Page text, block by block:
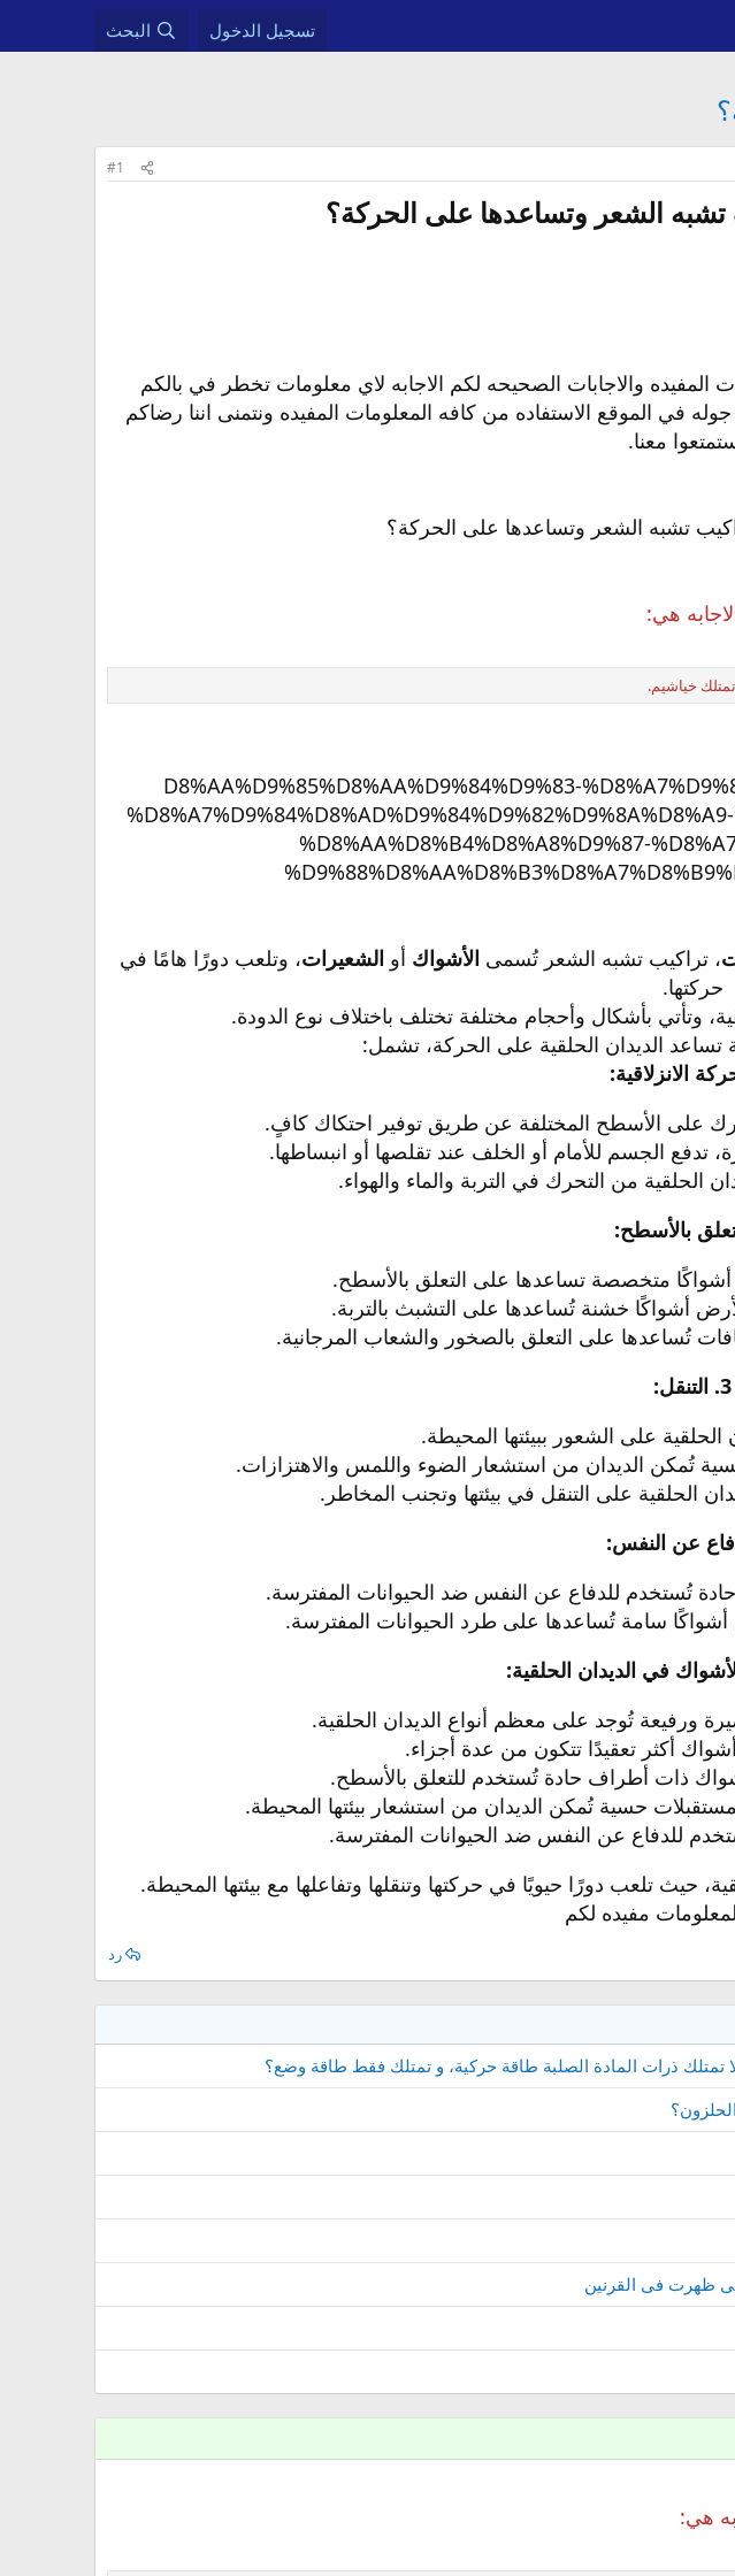
تسجيل الدخول البحث
#1
تشبه الشعر وتساعدها على الحركة؟​
المفيده والاجابات الصحيحه لكم الاجابه لاي معلومات تخطر في بالكم
في الموقع الاستفاده من كافه المعلومات المفيده ونتمنى اننا رضاكم
معنا.
تشبه الشعر وتساعدها على الحركة؟
هي:
تمتلك خياشيم.
، تراكيب تشبه الشعر تُسمى الأشواك أو الشعيرات، وتلعب دورًا هامًا في
حركتها.
وتأتي بأشكال وأحجام مختلفة تختلف باختلاف نوع الدودة.
الديدان الحلقية على الحركة، تشمل:
على الأسطح المختلفة عن طريق توفير احتكاك كافٍ.​
تدفع الجسم للأمام أو الخلف عند تقلصها أو انبساطها.​
الحلقية من التحرك في التربة والماء والهواء.​
أشواكًا متخصصة تساعدها على التعلق بالأسطح.​
أشواكًا خشنة تُساعدها على التشبث بالتربة.​
تُساعدها على التعلق بالصخور والشعاب المرجانية.​
3. التنقل:
على الشعور ببيئتها المحيطة.​
تُمكن الديدان من استشعار الضوء واللمس والاهتزازات.​
الحلقية على التنقل في بيئتها وتجنب المخاطر.​
حادة تُستخدم للدفاع عن النفس ضد الحيوانات المفترسة.​
أشواكًا سامة تُساعدها على طرد الحيوانات المفترسة.​
في الديدان الحلقية:
ورفيعة تُوجد على معظم أنواع الديدان الحلقية.​
أكثر تعقيدًا تتكون من عدة أجزاء.​
ذات أطراف حادة تُستخدم للتعلق بالأسطح.​
حسية تُمكن الديدان من استشعار بيئتها المحيطة.​
للدفاع عن النفس ضد الحيوانات المفترسة.​
حيث تلعب دورًا حيويًا في حركتها وتنقلها وتفاعلها مع بيئتها المحيطة.
مفيده لكم
رد
تمتلك ذرات المادة الصلبة طاقة حركية، و تمتلك فقط طاقة وضع؟
ظهرت فى القرنين
هي: